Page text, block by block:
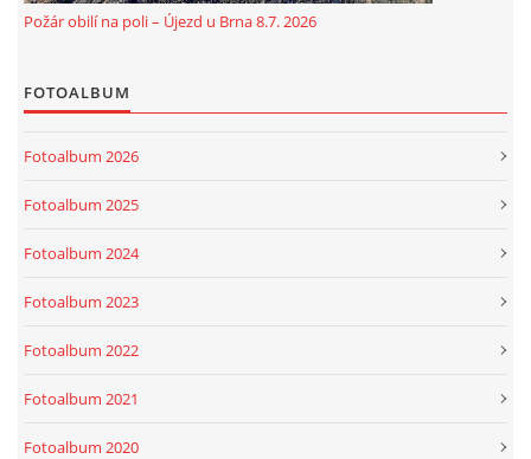
Požár obilí na poli – Újezd u Brna 8.7. 2026
FOTOALBUM
Fotoalbum 2026
Fotoalbum 2025
Fotoalbum 2024
Fotoalbum 2023
Fotoalbum 2022
Fotoalbum 2021
Fotoalbum 2020